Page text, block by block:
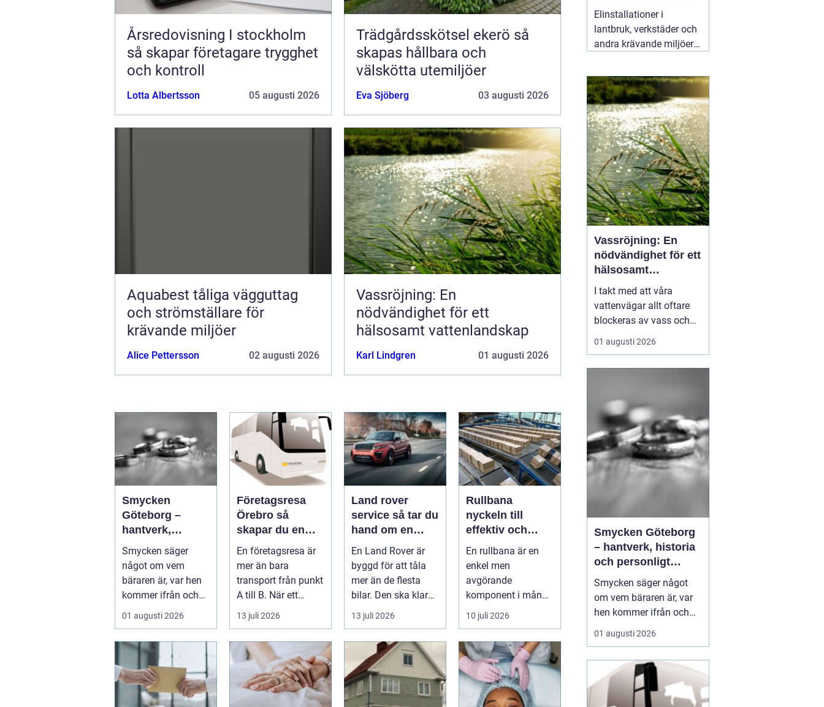
Årsredovisning I stockholm
så skapar företagare trygghet
och kontroll
Lotta Albertsson 05 augusti 2026
Trädgårdsskötsel ekerö så
skapas hållbara och
välskötta utemiljöer
Eva Sjöberg 03 augusti 2026
Aquabest tåliga vägguttag
och strömställare för
krävande miljöer
Alice Pettersson 02 augusti 2026
Vassröjning: En
nödvändighet för ett
hälsosamt vattenlandskap
Karl Lindgren 01 augusti 2026
Smycken
Göteborg –
hantverk,
historia och
personligt
uttryck
Smycken säger
något om vem
bäraren är, var hen
kommer ifrån och
vad som &...
01 augusti 2026
Företagsresa
Örebro så
skapar du en
effektiv och
minnesvärd resa
En företagsresa är
mer än bara
transport från punkt
A till B. När ett
företag planerar en
resa för m...
13 juli 2026
Land rover
service så tar du
hand om en
modern
klassiker
En Land Rover är
byggd för att tåla
mer än de flesta
bilar. Den ska klara
motorväg,
stadstrafik, gru...
13 juli 2026
Rullbana
nyckeln till
effektiv och
säker hantering
av gods
En rullbana är en
enkel men
avgörande
komponent i många
moderna
verksamheter. Den
används för att fl...
10 juli 2026
krävande miljöer
Elinstallationer i
lantbruk, verkstäder och
andra krävande miljöer
i ett vanligt bostadsrum.
Fukt, damm, spån och
mekaniskt slitage kan
snabbt skapa problem
om komponenterna inte
är rätt valda.02 augusti
2026
Vassröjning: En
nödvändighet för ett
hälsosamt
vattenlandskap
I takt med att våra
vattenvägar allt oftare
blockeras av vass och
andra vattenväxter, ökar
också behovet av
praktiska lösningarna är
vass...
01 augusti 2026
Smycken Göteborg
– hantverk, historia
och personligt
uttryck
Smycken säger något
om vem bäraren är, var
hen kommer ifrån och
vad som är viktigt i livet.
I en stad som Göteborg,
hamnstadens råa
historia och moderna
kreativitet, blir smycken
01 augusti 2026